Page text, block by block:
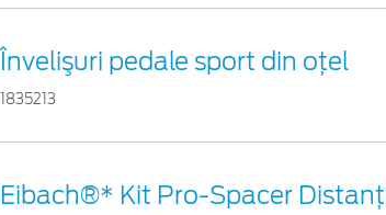
Învelişuri pedale sport din oţel
1835213
Eibach®* Kit Pro-Spacer